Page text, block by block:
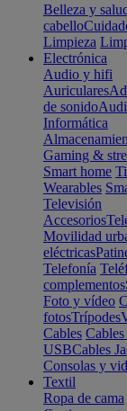
Belleza y
cabello
Limpieza
Electrónica
Audio y hifi
Auriculares
de sonido
Informática
Gaming &
Smart home
Wearables
Televisión
Accesorios
Movilidad
eléctricas
Telefonía
complementos
Foto y vídeo
fotosTrípodes
Cables
USBCables
Consolas y
Textil
Ropa de cama